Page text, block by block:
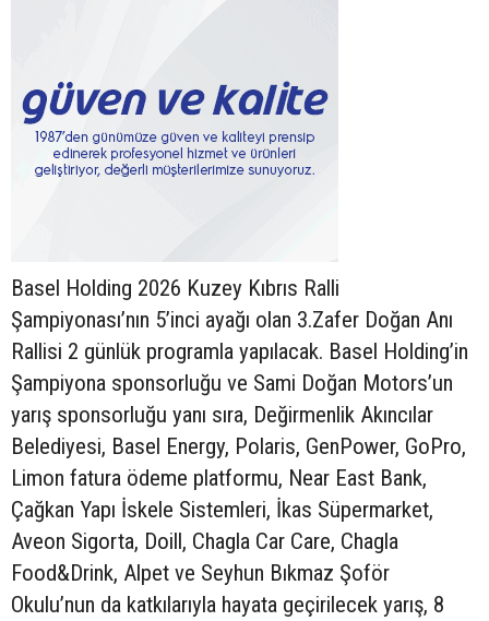
Basel Holding 2026 Kuzey Kıbrıs Ralli
Şampiyonası’nın 5’inci ayağı olan 3.Zafer Doğan Anı
Rallisi 2 günlük programla yapılacak. Basel Holding’in
Şampiyona sponsorluğu ve Sami Doğan Motors’un
yarış sponsorluğu yanı sıra, Değirmenlik Akıncılar
Belediyesi, Basel Energy, Polaris, GenPower, GoPro,
Limon fatura ödeme platformu, Near East Bank,
Çağkan Yapı İskele Sistemleri, İkas Süpermarket,
Aveon Sigorta, Doill, Chagla Car Care, Chagla
Food&Drink, Alpet ve Seyhun Bıkmaz Şoför
Okulu’nun da katkılarıyla hayata geçirilecek yarış, 8